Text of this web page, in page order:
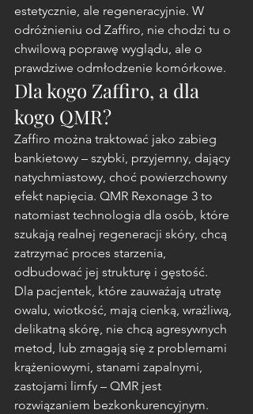
estetycznie, ale regeneracyjnie. W
odróżnieniu od Zaffiro, nie chodzi tu o
chwilową poprawę wyglądu, ale o
prawdziwe odmłodzenie komórkowe.
Dla kogo Zaffiro, a dla
kogo QMR?
Zaffiro można traktować jako zabieg
bankietowy – szybki, przyjemny, dający
natychmiastowy, choć powierzchowny
efekt napięcia. QMR Rexonage 3 to
natomiast technologia dla osób, które
szukają realnej regeneracji skóry, chcą
zatrzymać proces starzenia,
odbudować jej strukturę i gęstość.
Dla pacjentek, które zauważają utratę
owalu, wiotkość, mają cienką, wrażliwą,
delikatną skórę, nie chcą agresywnych
metod, lub zmagają się z problemami
krążeniowymi, stanami zapalnymi,
zastojami limfy – QMR jest
rozwiązaniem bezkonkurencyjnym.